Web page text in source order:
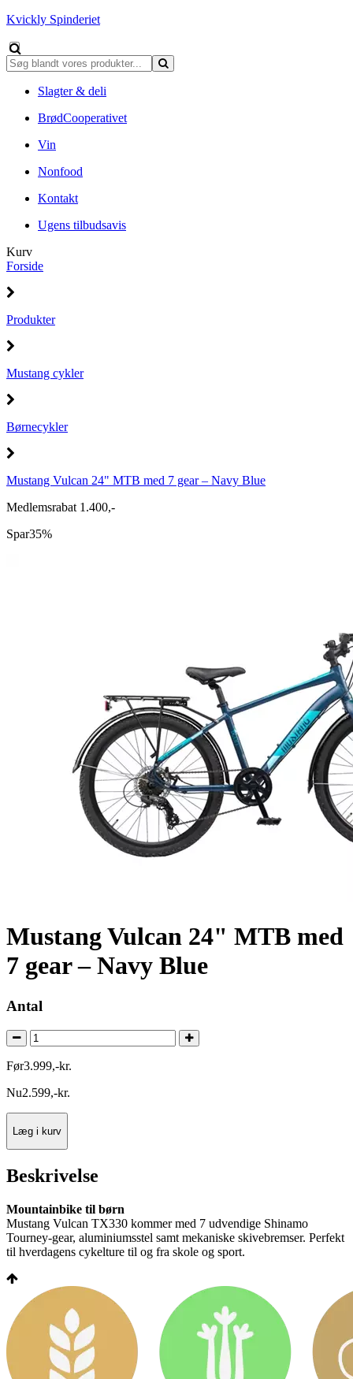
Kvickly Spinderiet
Slagter & deli
BrødCooperativet
Vin
Nonfood
Kontakt
Ugens tilbudsavis
Kurv
Forside
Produkter
Mustang cykler
Børnecykler
Mustang Vulcan 24" MTB med 7 gear – Navy Blue
Medlemsrabat 1.400,-
Spar35%
Mustang Vulcan 24" MTB med
7 gear – Navy Blue
Antal
Før3.999,-kr.
Nu2.599,-kr.
Læg i kurv
Beskrivelse
Mountainbike til børn
Mustang Vulcan TX330 kommer med 7 udvendige Shinamo
Tourney-gear, aluminiumsstel samt mekaniske skivebremser. Perfekt
til hverdagens cykelture til og fra skole og sport.